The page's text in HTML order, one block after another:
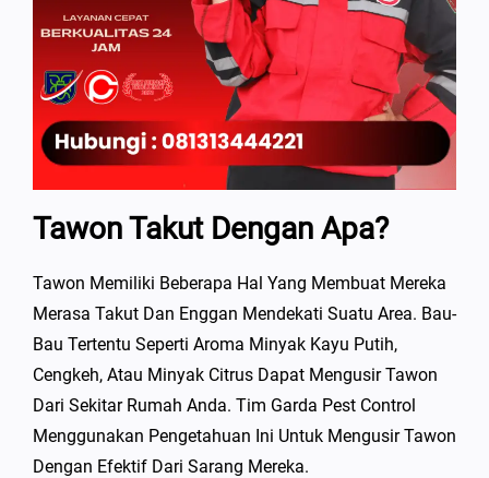
Tawon Takut Dengan Apa?
Tawon Memiliki Beberapa Hal Yang Membuat Mereka
Merasa Takut Dan Enggan Mendekati Suatu Area. Bau-
Bau Tertentu Seperti Aroma Minyak Kayu Putih,
Cengkeh, Atau Minyak Citrus Dapat Mengusir Tawon
Dari Sekitar Rumah Anda. Tim Garda Pest Control
Menggunakan Pengetahuan Ini Untuk Mengusir Tawon
Dengan Efektif Dari Sarang Mereka.